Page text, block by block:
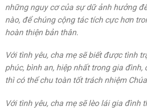
những nguy cơ của sự dữ ảnh hưởng
nào, để chúng cộng tác tích cực hơn
hoàn thiện bản thân.
Với tình yêu, cha mẹ sẽ biết được tình
phúc, bình an, hiệp nhất trong gia đình,
thì có thể chu toàn tốt trách nhiệm
Với tình yêu, cha mẹ sẽ lèo lái gia đình